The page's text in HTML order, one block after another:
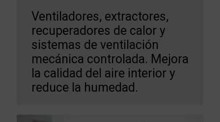
Ventiladores, extractores,
recuperadores de calor y
sistemas de ventilación
mecánica controlada. Mejora
la calidad del aire interior y
reduce la humedad.